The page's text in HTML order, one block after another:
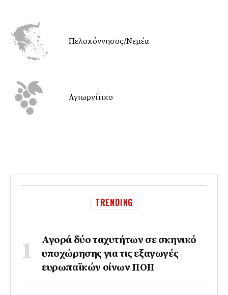
Πελοπόννησος/Νεμέα
Αγιωργίτικο
TRENDING
Αγορά δύο ταχυτήτων σε σκηνικό
υποχώρησης για τις εξαγωγές
ευρωπαϊκών οίνων ΠΟΠ